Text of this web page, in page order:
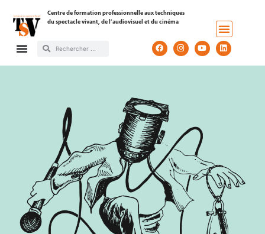
Centre de formation professionnelle aux techniques
du spectacle vivant, de l’audiovisuel et du cinéma